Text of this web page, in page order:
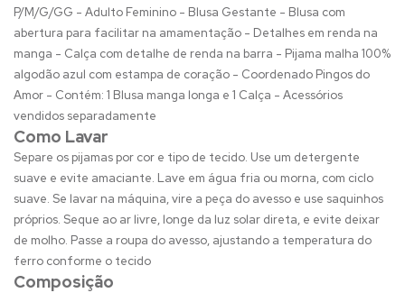
P/M/G/GG - Adulto Feminino - Blusa Gestante - Blusa com
abertura para facilitar na amamentação - Detalhes em renda na
manga - Calça com detalhe de renda na barra - Pijama malha 100%
algodão azul com estampa de coração - Coordenado Pingos do
Amor - Contém: 1 Blusa manga longa e 1 Calça - Acessórios
vendidos separadamente
Como Lavar
Separe os pijamas por cor e tipo de tecido. Use um detergente
suave e evite amaciante. Lave em água fria ou morna, com ciclo
suave. Se lavar na máquina, vire a peça do avesso e use saquinhos
próprios. Seque ao ar livre, longe da luz solar direta, e evite deixar
de molho. Passe a roupa do avesso, ajustando a temperatura do
ferro conforme o tecido
Composição